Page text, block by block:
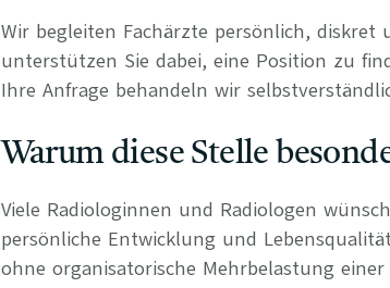
Wir begleiten Fachärzte persönlich,
unterstützen Sie dabei, eine Position zu
Ihre Anfrage behandeln wir
Warum diese Stelle
Viele Radiologinnen und Radiologen
persönliche Entwicklung und
ohne organisatorische Mehrbelastung einer